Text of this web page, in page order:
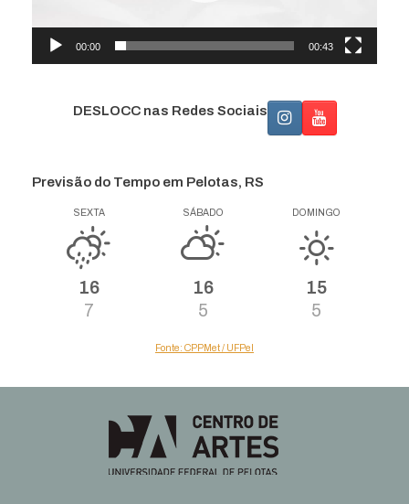
00:00 00:43
DESLOCC nas Redes Sociais
Previsão do Tempo em Pelotas, RS
SEXTA
16
7
SÁBADO
16
5
DOMINGO
15
5
Fonte: CPPMet / UFPel